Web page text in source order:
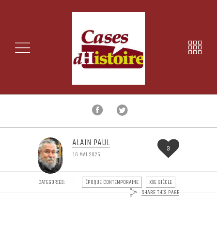
ALAIN PAUL
16 MAI 2025
3
CATEGORIES: ÉPOQUE CONTEMPORAINE
XXE SIÈCLE
SHARE THIS PAGE